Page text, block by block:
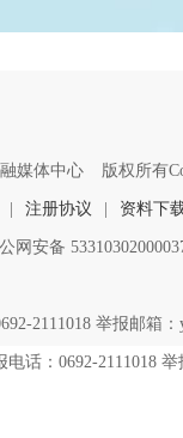
媒体中心 版权所有
注册协议 资料下
网安备
2111018 举报邮箱：
话：0692-2111018 举